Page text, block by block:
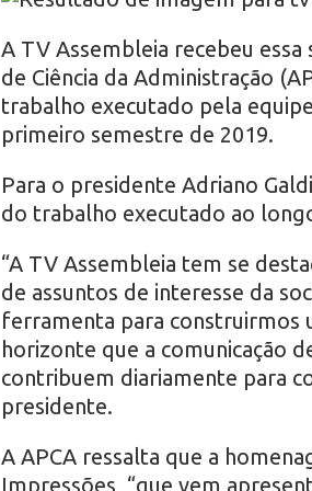
r
o
A TV Assembleia recebeu
de Ciência da Administração
trabalho executado pela
primeiro semestre de 2019.
Para o presidente Adriano
do trabalho executado ao
“A TV Assembleia tem se
de assuntos de interesse da
ferramenta para construirmos
horizonte que a comunicação
contribuem diariamente para
presidente.
A APCA ressalta que a
Impressões, “que vem